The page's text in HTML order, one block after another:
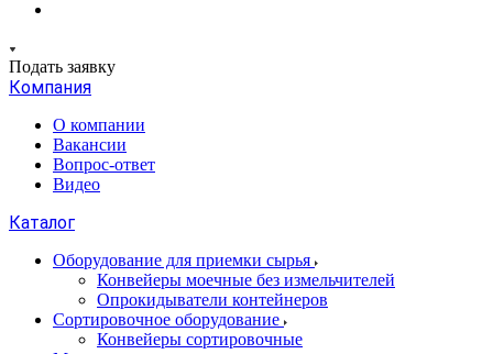
Подать заявку
Компания
О компании
Вакансии
Вопрос-ответ
Видео
Каталог
Оборудование для приемки сырья
Конвейеры моечные без измельчителей
Опрокидыватели контейнеров
Сортировочное оборудование
Конвейеры сортировочные